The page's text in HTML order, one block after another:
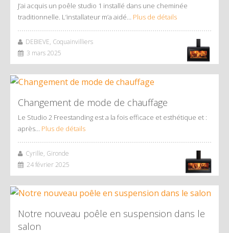
J’ai acquis un poêle studio 1 installé dans une cheminée
traditionnelle. L’installateur m’a aidé… Plus de détails
DEBIEVE, Coquainvilliers
3 mars 2025
Changement de mode de chauffage
Le Studio 2 Freestanding est a la fois efficace et esthétique et :
après… Plus de détails
Cyrille, Gironde
24 février 2025
Notre nouveau poêle en suspension dans le
salon